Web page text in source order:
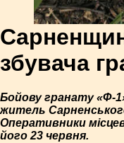
збувача
Бойову гранату «Ф-
житель
Оперативники
його 23 червня.